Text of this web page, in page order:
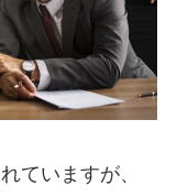
ていますが、